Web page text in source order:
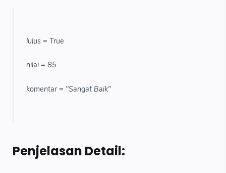
lulus = True
nilai = 85
komentar = "Sangat Baik"
Penjelasan Detail: